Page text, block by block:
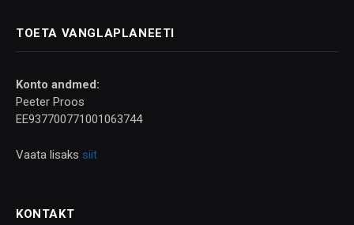
TOETA VANGLAPLANEETI
Konto andmed:
Peeter Proos
EE937700771001063744
Vaata lisaks siit
KONTAKT